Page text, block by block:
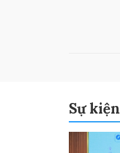
Sự kiện